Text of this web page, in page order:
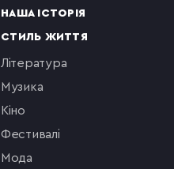
НАША ІСТОРІЯ
СТИЛЬ ЖИТТЯ
література
музика
кіно
фестивалі
мода